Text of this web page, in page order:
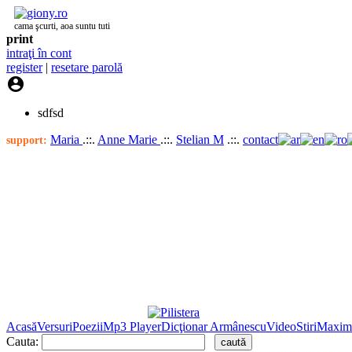
cama şcurti, aoa suntu tuti
print
intraţi în cont
register| resetare parolă

sdfsd
support: Maria .::. Anne Marie .::. Stelian M .::. contact
AcasăVersuriPoeziiMp3 PlayerDicţionar ArmânescuVideoStiri
Cauta: